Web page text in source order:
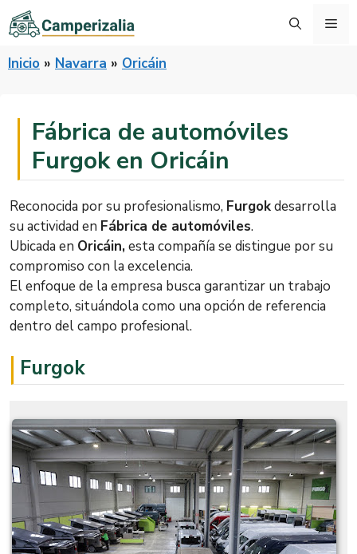
Saltar
al
Inicio » Navarra » Oricáin
Fábrica de automóviles
Furgok en Oricáin
Reconocida por su profesionalismo, Furgokdesarrolla
su actividad en Fábrica de automóviles.
Ubicada en Oricáin,esta compañía se distingue por su
compromiso con la excelencia.
El enfoque de la empresa busca garantizar un trabajo
completo, situándola como una opción de referencia
dentro del campo profesional.
Furgok